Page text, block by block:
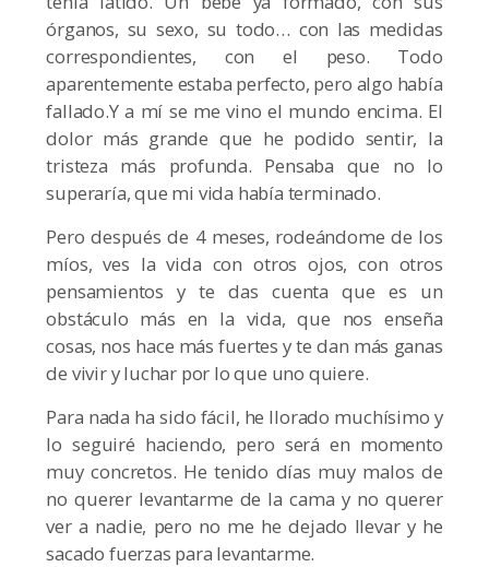
órganos, su sexo, su todo… con las medidas
correspondientes, con el peso. Todo
aparentemente estaba perfecto, pero algo había
fallado.Y a mí se me vino el mundo encima. El
dolor más grande que he podido sentir, la
tristeza más profunda. Pensaba que no lo
superaría, que mi vida había terminado.
Pero después de 4 meses, rodeándome de los
míos, ves la vida con otros ojos, con otros
pensamientos y te das cuenta que es un
obstáculo más en la vida, que nos enseña
cosas, nos hace más fuertes y te dan más ganas
de vivir y luchar por lo que uno quiere.
Para nada ha sido fácil, he llorado muchísimo y
lo seguiré haciendo, pero será en momento
muy concretos. He tenido días muy malos de
no querer levantarme de la cama y no querer
ver a nadie, pero no me he dejado llevar y he
sacado fuerzas para levantarme.